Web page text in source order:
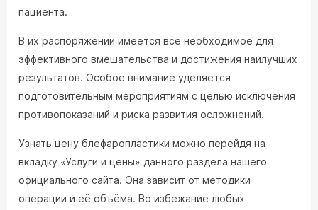
пациента.
В их распоряжении имеется всё необходимое для
эффективного вмешательства и достижения наилучших
результатов. Особое внимание уделяется
подготовительным мероприятиям с целью исключения
противопоказаний и риска развития осложнений.
Узнать цену блефаропластики можно перейдя на
вкладку «Услуги и цены» данного раздела нашего
официального сайта. Она зависит от методики
операции и её объёма. Во избежание любых